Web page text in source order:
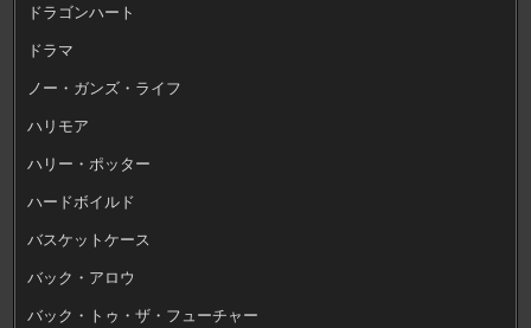
ドラゴンハート
ドラマ
ノー・ガンズ・ライフ
ハリモア
ハリー・ポッター
ハードボイルド
バスケットケース
バック・アロウ
バック・トゥ・ザ・フューチャー